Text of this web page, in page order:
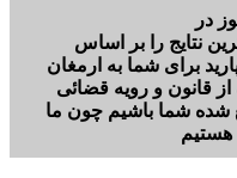
در
که بهترین نتایج را بر اساس
برای شما به ارمغان
از قانون و رویه قضائی
شده شما باشیم چون ما
هستیم